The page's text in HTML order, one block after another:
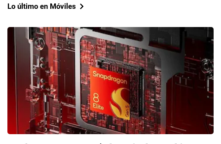
Lo último en Móviles